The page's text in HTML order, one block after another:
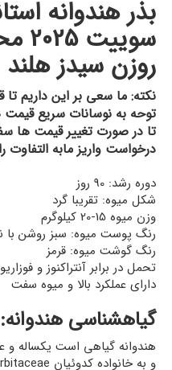
بذر هندوانه
روزن سیدز هلند
نکته: ما سعی بر این داریم تا
توحه به نوسانات سریع قیمت
تا در صورت تغییر قیمت ها
درخواست واریز مابه التفاوت
دوره رشد: 90 روز
شکل میوه: تقریبا گرد
وزن میوه 15-20 کیلوگرم
رنگ پوست میوه: سبز روشن با
رنگ گوشت میوه: قرمز
تحمل در برابر آنتراکنوز و
دارای عملکرد بالا و میوه سفت
گیاهشناسی هندوانه: